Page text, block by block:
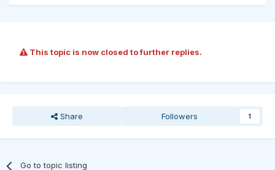
This topic is now closed to further replies.
Share Followers 1
Go to topic listing